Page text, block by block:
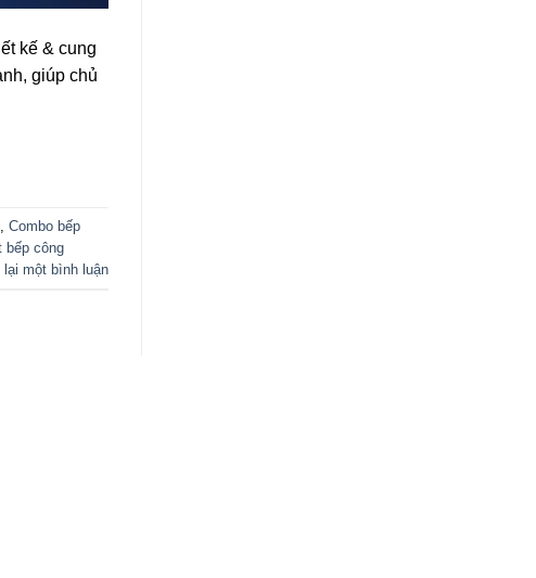
kế & cung
giúp chủ
Combo bếp
bếp công
lại một bình luận